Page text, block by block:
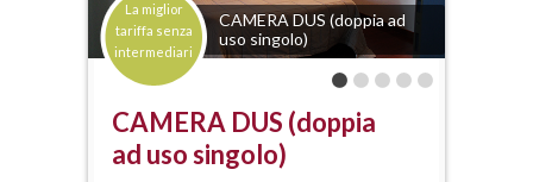
CAMERA DUS (doppia ad
uso singolo)
La miglior
tariffa senza
intermediari
CAMERA DUS (doppia
ad uso singolo)